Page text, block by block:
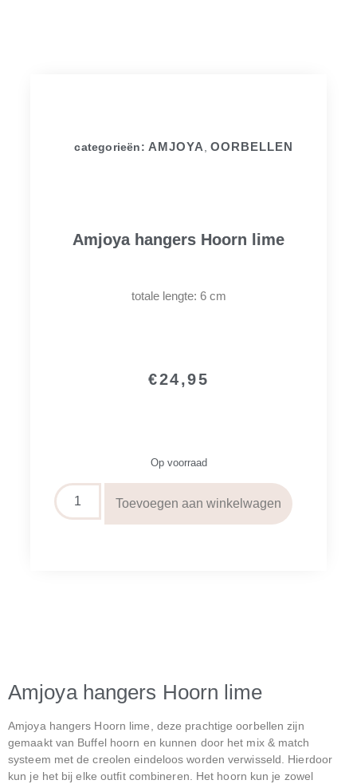
categorieën: AMJOYA ,OORBELLEN
Amjoya hangers Hoorn lime
totale lengte: 6 cm
€24,95
Op voorraad
Toevoegen aan winkelwagen
Amjoya hangers Hoorn lime
Amjoya hangers Hoorn lime, deze prachtige oorbellen zijn
gemaakt van Buffel hoorn en kunnen door het mix & match
systeem met de creolen eindeloos worden verwisseld. Hierdoor
kun je het bij elke outfit combineren. Het hoorn kun je zowel